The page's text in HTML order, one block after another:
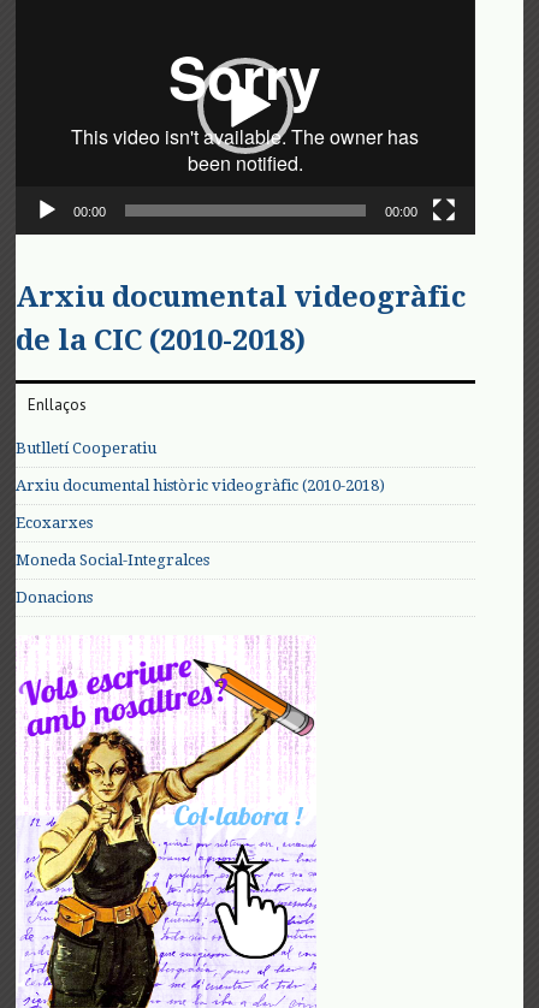
00:00 00:00
Arxiu documental videogràfic
de la CIC (2010-2018)
Enllaços
Butlletí Cooperatiu
Arxiu documental històric videogràfic (2010-2018)
Ecoxarxes
Moneda Social-Integralces
Donacions